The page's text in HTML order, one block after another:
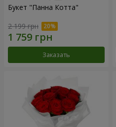
Букет "Панна Котта"
2 199 грн
Заказать